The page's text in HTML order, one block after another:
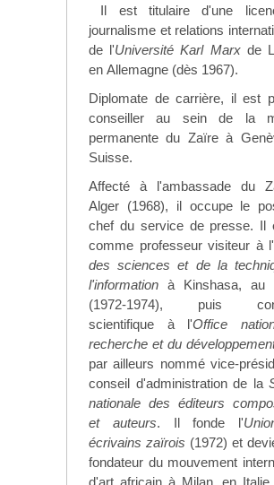
Il est titulaire d'une
journalisme et relations
de l'Université Karl Marx de
en Allemagne (dès 1967).
Diplomate de carrière, il est
conseiller au sein de la
permanente du Zaïre à
Suisse.
Affecté à l'ambassade du
Alger (1968), il occupe le
chef du service de presse. Il
comme professeur visiteur à l'
des sciences et de la
l'information à Kinshasa, au
(1972-1974), puis
scientifique à l'Office
recherche et du
par ailleurs nommé vice-
conseil d'administration de la
nationale des éditeurs
et auteurs. Il fonde l'
écrivains zaïrois (1972) et
fondateur du mouvement
d'art africain à Milan, en